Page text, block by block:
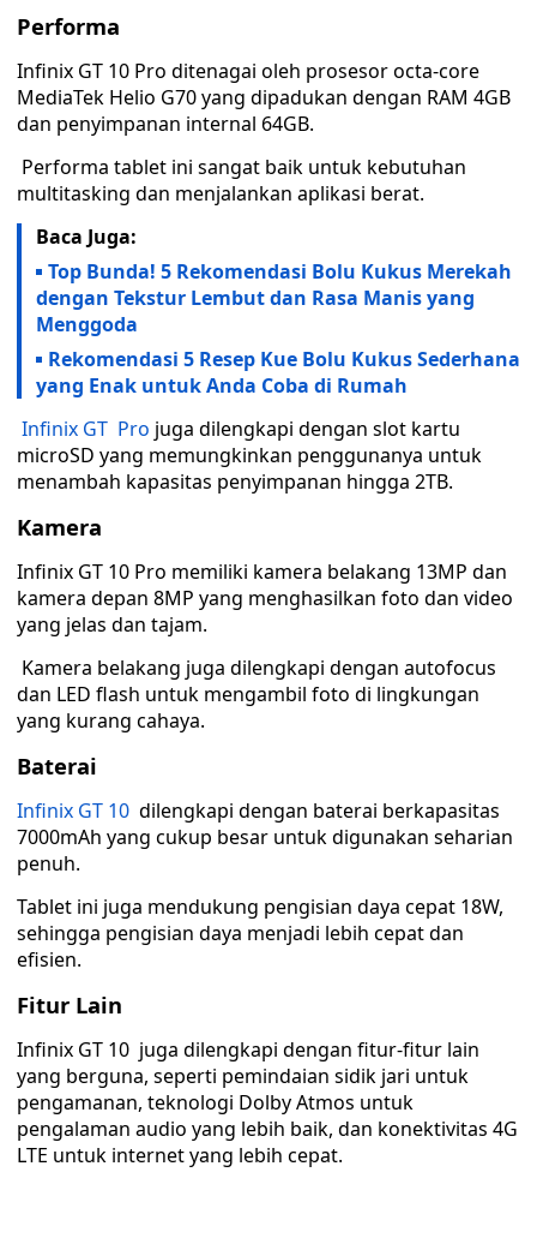
Performa
Infinix GT 10 Pro ditenagai oleh prosesor octa-core
MediaTek Helio G70 yang dipadukan dengan RAM 4GB
dan penyimpanan internal 64GB.
Performa tablet ini sangat baik untuk kebutuhan
multitasking dan menjalankan aplikasi berat.
Baca Juga:
Top Bunda! 5 Rekomendasi Bolu Kukus Merekah
dengan Tekstur Lembut dan Rasa Manis yang
Menggoda
Rekomendasi 5 Resep Kue Bolu Kukus Sederhana
yang Enak untuk Anda Coba di Rumah
Infinix GT Pro juga dilengkapi dengan slot kartu
microSD yang memungkinkan penggunanya untuk
menambah kapasitas penyimpanan hingga 2TB.
Kamera
Infinix GT 10 Pro memiliki kamera belakang 13MP dan
kamera depan 8MP yang menghasilkan foto dan video
yang jelas dan tajam.
Kamera belakang juga dilengkapi dengan autofocus
dan LED flash untuk mengambil foto di lingkungan
yang kurang cahaya.
Baterai
Infinix GT 10 dilengkapi dengan baterai berkapasitas
7000mAh yang cukup besar untuk digunakan seharian
penuh.
Tablet ini juga mendukung pengisian daya cepat 18W,
sehingga pengisian daya menjadi lebih cepat dan
efisien.
Fitur Lain
Infinix GT 10 juga dilengkapi dengan fitur-fitur lain
yang berguna, seperti pemindaian sidik jari untuk
pengamanan, teknologi Dolby Atmos untuk
pengalaman audio yang lebih baik, dan konektivitas 4G
LTE untuk internet yang lebih cepat.